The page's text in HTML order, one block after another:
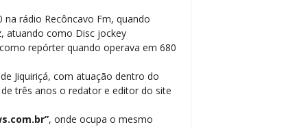
rádio Recôncavo Fm, quando
atuando como Disc jockey
repórter quando operava em 680
Jiquiriçá, com atuação dentro do
três anos o redator e editor do site
, onde ocupa o mesmo